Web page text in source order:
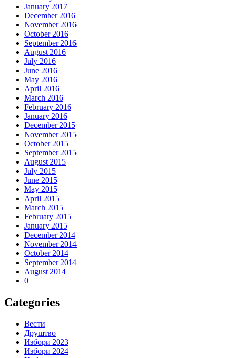
January 2017
December 2016
November 2016
October 2016
September 2016
August 2016
July 2016
June 2016
May 2016
April 2016
March 2016
February 2016
January 2016
December 2015
November 2015
October 2015
September 2015
August 2015
July 2015
June 2015
May 2015
April 2015
March 2015
February 2015
January 2015
December 2014
November 2014
October 2014
September 2014
August 2014
0
Categories
Вести
Друштво
Избори 2023
Избори 2024